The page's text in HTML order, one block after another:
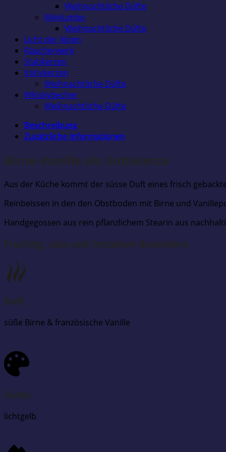
Weihnachtliche Düfte
MiniJumbo
Weihnachtliche Düfte
Licht der Alpen
Räucherwerk
Stabkerzen
Votivkerzen
Weihnachtliche Düfte
Whiskybecher
Weihnachtliche Düfte
Beschreibung
Zusätzliche Informationen
Birne-Vanille als Votivkerze
Aus der Küche kommt der süsse Duft eines frisch
Reinbeissen in den den Obstboden mit Birne und
Handgegossen aus rein pflanzlichem Stearin aus
Fruchtig, süss und trotzdem Besonders
Duft
süße Birne & französische Vanille
Farbe
lichtgelb